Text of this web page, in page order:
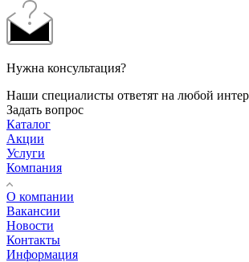
Нужна консультация?
Наши специалисты ответят на любой
Задать вопрос
Каталог
Акции
Услуги
Компания
О компании
Вакансии
Новости
Контакты
Информация